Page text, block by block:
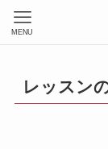
MENU
レッスン